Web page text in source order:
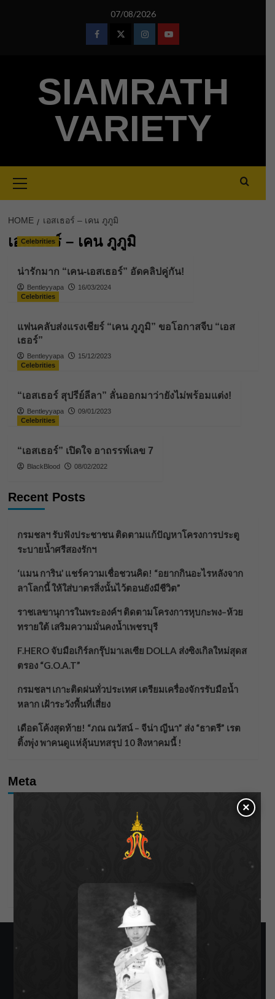
07/08/2026
FacebookTwitterInstagramYoutube
SIAMRATH
VARIETY
Menu
HOME เอสเธอร์ – เคน ภูภูมิ
เอสเธอร์ – เคน ภูภูมิ
Celebrities
น่ารักมาก “เคน-เอสเธอร์” อัดคลิปคู่กัน!
Bentleyyapa
16/03/2024
Celebrities
แฟนคลับส่งแรงเชียร์ “เคน ภูภูมิ” ขอโอกาสจีบ “เอส
เธอร์”
Bentleyyapa
15/12/2023
Celebrities
“เอสเธอร์ สุปรีย์ลีลา” ลั่นออกมาว่ายังไม่พร้อมแต่ง!
Bentleyyapa
09/01/2023
Celebrities
“เอสเธอร์” เปิดใจ อาถรรพ์เลข 7
BlackBlood 08/02/2022
Recent Posts
กรมชลฯ รับฟังประชาชน ติดตามแก้ปัญหาโครงการประตู
ระบายน้ำศรีสองรักฯ
‘แมน การิน’ แชร์ความเชื่อชวนคิด! “อยากกินอะไรหลังจาก
ลาโลกนี้ ให้ใส่บาตรสิ่งนั้นไว้ตอนยังมีชีวิต”
ราชเลขานุการในพระองค์ฯ ติดตามโครงการหุบกะพง–ห้วย
ทรายใต้ เสริมความมั่นคงน้ำเพชรบุรี
F.HERO จับมือเกิร์ลกรุ๊ปมาเลเซีย DOLLA ส่งซิงเกิลใหม่สุดส
ตรอง “G.O.A.T”
กรมชลฯ เกาะติดฝนทั่วประเทศ เตรียมเครื่องจักรรับมือน้ำ
หลาก เฝ้าระวังพื้นที่เสี่ยง
เดือดโค้งสุดท้าย! “ภณ ณวัสน์ – จีน่า ญีนา” ส่ง “ธาตรี” เรต
ติ้งพุ่ง พาคนดูแห่ลุ้นบทสรุป 10 สิงหาคมนี้ !
Meta
WordPress.org
×